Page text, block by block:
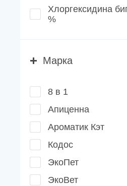
Хлоргексидина
%
Марка
8 в 1
Апиценна
Ароматик Кэт
Кодос
ЭкоПет
ЭкоВет